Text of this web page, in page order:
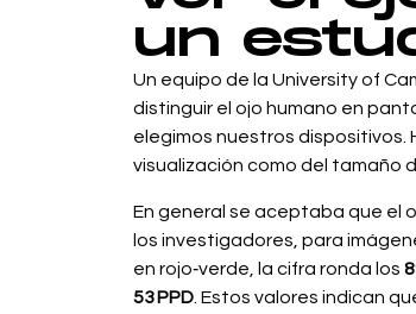
un
Un equipo de la University of
distinguir el ojo humano en
elegimos nuestros
visualización como del tamaño
En general se aceptaba que el
los investigadores, para
en rojo‑verde, la cifra ronda los
53 PPD . Estos valores indican